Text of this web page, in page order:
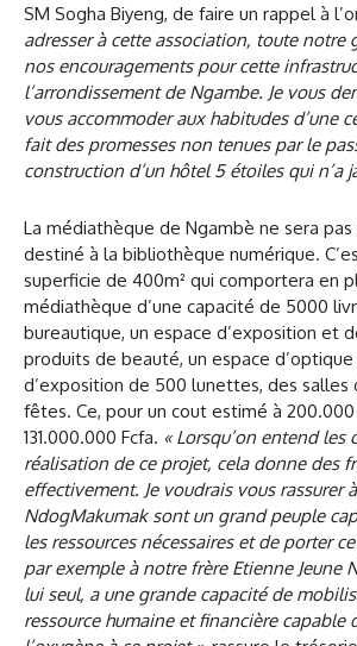
SM Sogha Biyeng, de faire un rappel à
adresser à cette association, toute notre
nos encouragements pour cette
l’arrondissement de Ngambe. Je vous
vous accommoder aux habitudes d’une
fait des promesses non tenues par le
construction d’un hôtel 5 étoiles qui n’a
La médiathèque de Ngambè ne sera
destiné à la bibliothèque numérique.
superficie de 400m² qui comportera en
médiathèque d’une capacité de 5000
bureautique, un espace d’exposition et
produits de beauté, un espace
d’exposition de 500 lunettes, des salles
fêtes. Ce, pour un cout estimé à
131.000.000 Fcfa. « Lorsqu’on entend les
réalisation de ce projet, cela donne des
effectivement. Je voudrais vous rassurer
NdogMakumak sont un grand peuple
les ressources nécessaires et de porter
par exemple à notre frère Etienne Jeune
lui seul, a une grande capacité de
ressource humaine et financière capable